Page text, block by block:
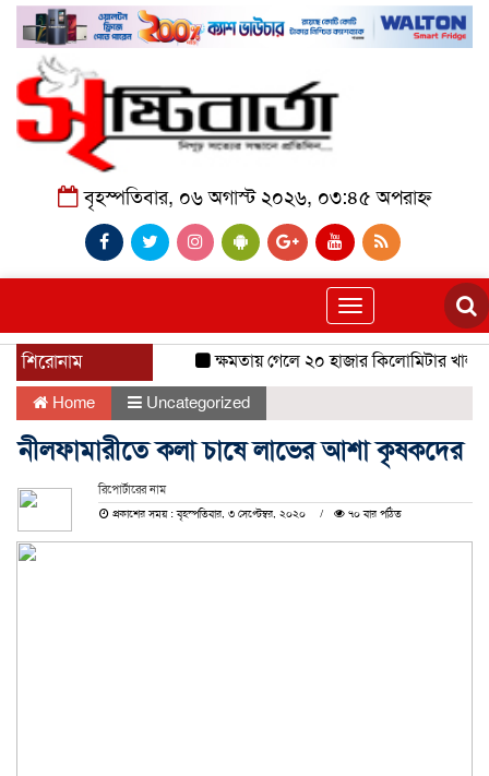
বৃহস্পতিবার, ০৬ অগাস্ট ২০২৬, ০৩:৪৫ অপরাহ্ন
Toggle
navigation
শিরোনাম ক্ষমতায় গেলে ২০ হাজার কিলোমিটার খাল
Home Uncategorized
নীলফামারীতে কলা চাষে লাভের আশা কৃষকদের
রিপোর্টারের নাম
প্রকাশের সময় : বৃহস্পতিবার, ৩ সেপ্টেম্বর, ২০২০
৭০ বার পঠিত